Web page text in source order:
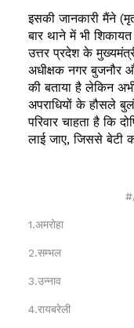
इसकी जानकारी मैंने
बार थाने में भी
उत्तर प्रदेश के
अधीक्षक नगर बुजनौर
की बताया है लेकिन
अपराधियों के हौसले
परिवार चाहता है कि
लाई जाए, जिससे बेटी
1.अमरोहा
2.सम्भल
3.उन्नाव
4.रायबरेली